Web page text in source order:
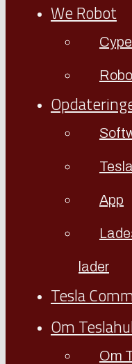
We Robot
App
lader
Tesla
Om
Om